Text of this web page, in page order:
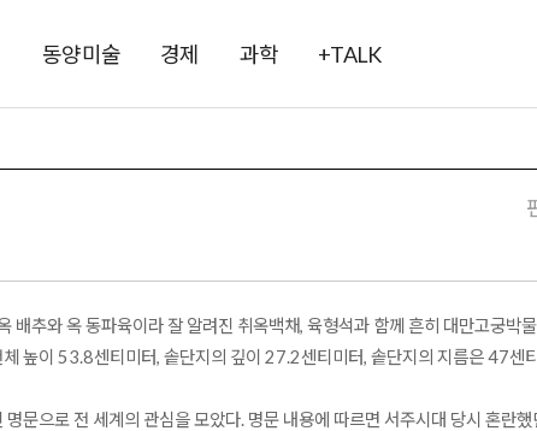
동양미술 경제 과학 +TALK
배추와 옥 동파육이라 잘 알려진 취옥백채, 육형석과 함께 흔히 대만고궁박
높이 53.8센티미터, 솥단지의 깊이 27.2센티미터, 솥단지의 지름은 47센
으로 전 세계의 관심을 모았다. 명문 내용에 따르면 서주시대 당시 혼란했